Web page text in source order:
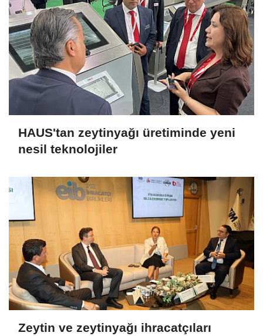
HAUS'tan zeytinyağı üretiminde yeni
nesil teknolojiler
Zeytin ve zeytinyağı ihracatçıları